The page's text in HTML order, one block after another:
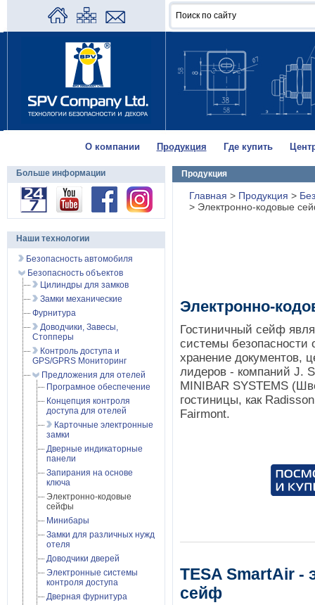
О компании Продукция Где купить
Продукция
Главная > Продукция >
> Электронно-кодовые
Электронно-
Гостиничный сейф
системы безопасности
хранение документов,
лидеров - компаний J.
MINIBAR SYSTEMS
гостиницы, как
Fairmont.
TESA SmartAir -
сейф
Больше информации
Наши технологии
Безопасность автомобиля
Безопасность объектов
Цилиндры для замков
Замки механические
Фурнитура
Доводчики, Завесы,
Стопперы
Контроль доступа и
GPS/GPRS Мониторинг
Предложения для отелей
Програмное обеспечение
Концепция контроля
доступа для отелей
Карточные электронные
замки
Дверные индикаторные
панели
Запирания на основе
ключа
Электронно-кодовые
сейфы
Минибары
Замки для различных нужд
отеля
Доводчики дверей
Электронные системы
контроля доступа
Дверная фурнитура